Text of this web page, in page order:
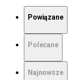
Powiązane
Polecane
Najnowsze